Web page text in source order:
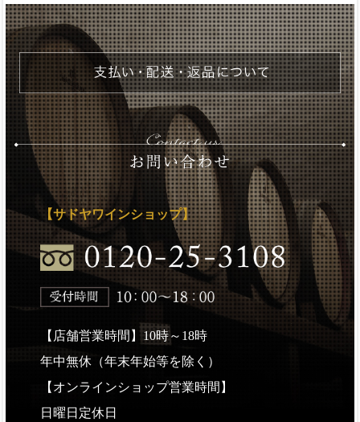
【サドヤワインショップ】
【店舗営業時間】10時～18時
年中無休（年末年始等を除く）
【オンラインショップ営業時間】
日曜日定休日